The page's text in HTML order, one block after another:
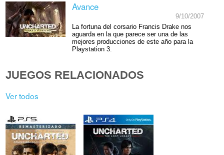
Avance
9/10/2007
La fortuna del corsario Francis Drake nos
aguarda en la que parece ser una de las
mejores producciones de este año para la
Playstation 3.
JUEGOS RELACIONADOS
Ver todos